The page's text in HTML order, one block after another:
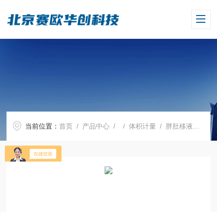
当前位置：首页 / 产品中心 / /体积计量 / 胖肚移液管，100ml，单刻度